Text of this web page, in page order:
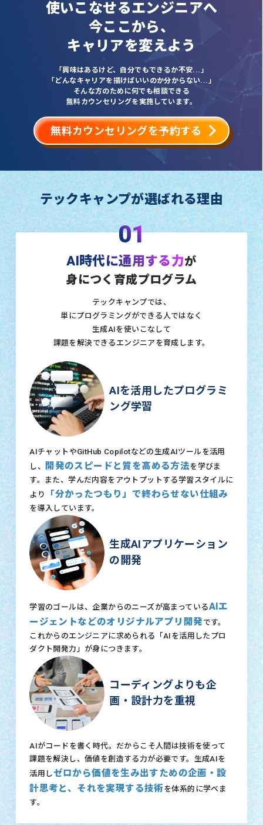
使いこなせるエンジニアへ
今ここから、
キャリアを変えよう
「興味はあるけど、自分でもできるか不安...」
「どんなキャリアを描けばいいのか分からない...」
そんな方のために何でも相談できる
無料カウンセリングを実施しています。
無料カウンセリングを予約する
テックキャンプが選ばれる理由
01
AI時代に通用する力が
身につく育成プログラム
テックキャンプでは、
単にプログラミングができる人ではなく
生成AIを使いこなして
課題を解決できるエンジニアを育成します。
AIを活用したプログラミ
ング学習
AIチャットやGitHub Copilotなどの生成AIツールを活用
し、
開発のスピードと質を高める方法を学びま
す。また、学んだ内容をアウトプットする学習スタイルに
より
「分かったつもり」で終わらせない仕組み
を導入しています。
生成AIアプリケーション
の開発
学習のゴールは、企業からのニーズが高まっているAIエ
ージェントなどのオリジナルアプリ開発です。
これからのエンジニアに求められる「AIを活用したプロ
ダクト開発力」が身につきます。
コーディングよりも企
画・設計力を重視
AIがコードを書く時代。だからこそ人間は技術を使って
課題を解決し、価値を創造する力が必要です。生成AIを
活用しゼロから価値を生み出すための企画・設
計思考と、それを実現する技術を体系的に学べま
す。